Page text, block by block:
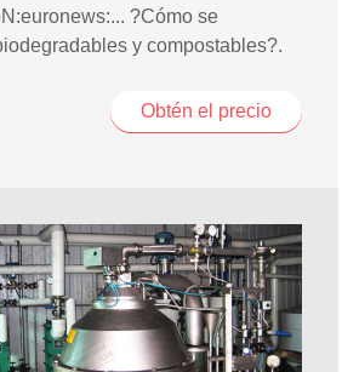
?Cómo se
y compostables?.
Obtén el precio